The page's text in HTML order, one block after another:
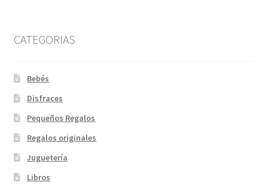
CATEGORIAS
Bebés
Disfraces
Pequeños Regalos
Regalos originales
Juguetería
Libros